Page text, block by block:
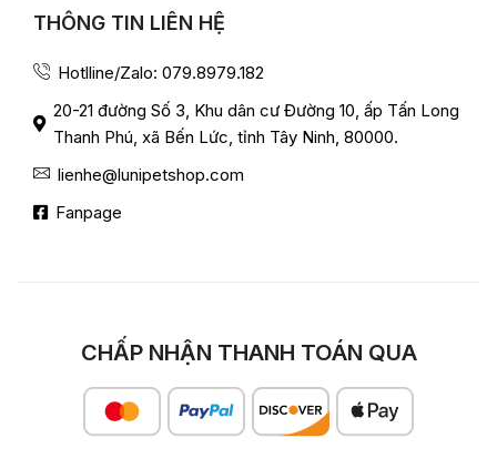
THÔNG TIN LIÊN HỆ
Hotlline/Zalo: 079.8979.182
20-21 đường Số 3, Khu dân cư Đường 10, ấp Tấn Long
Thanh Phú, xã Bến Lức, tỉnh Tây Ninh, 80000.
lienhe@lunipetshop.com
Fanpage
CHẤP NHẬN THANH TOÁN QUA